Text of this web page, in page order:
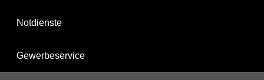
Notdienste
Gewerbeservice